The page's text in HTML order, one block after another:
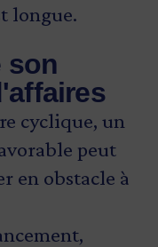
longue.
son
cyclique, un
peut
en obstacle à